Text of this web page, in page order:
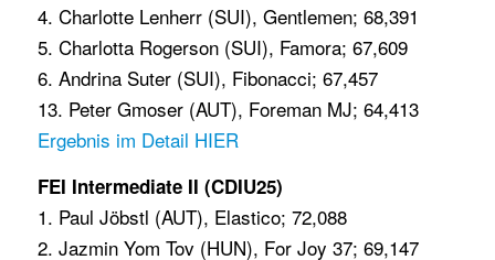
4. Charlotte Lenherr (SUI), Gentlemen; 68,391
5. Charlotta Rogerson (SUI), Famora; 67,609
6. Andrina Suter (SUI), Fibonacci; 67,457
13. Peter Gmoser (AUT), Foreman MJ; 64,413
Ergebnis im Detail HIER
FEI Intermediate II (CDIU25)
1. Paul Jöbstl (AUT), Elastico; 72,088
2. Jazmin Yom Tov (HUN), For Joy 37; 69,147